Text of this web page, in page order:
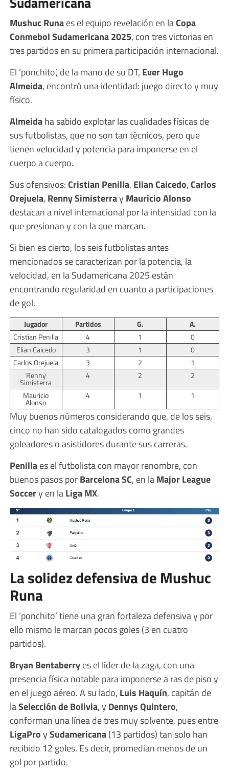
Mushuc Runaes el equipo revelación en laCopa
Conmebol Sudamericana 2025, con tres victorias en
tres partidos en su primera participación internacional.
El ‘ponchito’, de la mano de su DT, Ever Hugo
Almeida, encontró una identidad: juego directo y muy
físico.
Almeidaha sabido explotar las cualidades físicas de
sus futbolistas, que no son tan técnicos, pero que
tienen velocidad y potencia para imponerse en el
cuerpo a cuerpo.
Sus ofensivos:Cristian Penilla, Elian Caicedo,Carlos
Orejuela, Renny Simisterray Mauricio Alonso
destacan a nivel internacional por la intensidad con la
que presionan y con la que marcan.
Si bien es cierto, los seis futbolistas antes
mencionados se caracterizan por la potencia, la
velocidad, en la Sudamericana 2025 están
encontrando regularidad en cuanto a participaciones
de gol.
Jugador Partidos G.
A.
Cristian Penilla
4 1
0
Elian Caicedo
3 1
0
Carlos Orejuela
3 2
1
Renny
Simisterra
4 2
2
Mauricio
Alonso
4 1 1
Muy buenos números considerando que, de los seis,
cinco no han sido catalogados como grandes
goleadores o asistidores durante sus carreras.
Penillaes el futbolista con mayor renombre, con
buenos pasos porBarcelona SC, en laMajor League
Soccery en laLiga MX.
La solidez defensiva de Mushuc
Runa
El ‘ponchito’ tiene una gran fortaleza defensiva y por
ello mismo le marcan pocos goles (3 en cuatro
partidos).
Bryan Bentaberryes el líder de la zaga, con una
presencia física notable para imponerse a ras de piso y
en el juego aéreo. A su lado, Luis Haquín, capitán de
laSelección de Bolivia, y Dennys Quintero,
conforman una línea de tres muy solvente, pues entre
LigaProySudamericana(13 partidos) tan solo han
recibido 12 goles. Es decir, promedian menos de un
gol por partido.